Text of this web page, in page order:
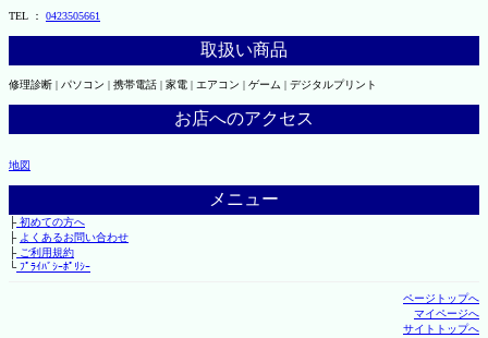
TEL ： 0423505661
取扱い商品
修理診断 | パソコン | 携帯電話 | 家電 | エアコン | ゲーム | デジタルプリント
お店へのアクセス
地図
メニュー
├初めての方へ
├ よくあるお問い合わせ
├ご利用規約
└ﾌﾟﾗｲﾊﾞｼｰﾎﾟﾘｼｰ
ページトップへ
マイページへ
サイトトップへ